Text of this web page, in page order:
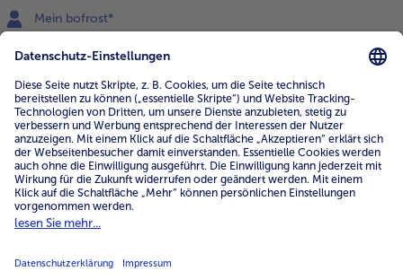
Mein bofrost*
0800 - 000 19 18
Mo.-Fr.: 7-21 Uhr Sa: 8-16 Uhr
Service
Unternehmen
Über uns